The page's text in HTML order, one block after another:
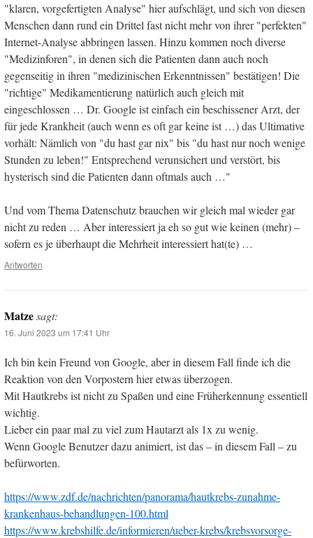
"klaren, vorgefertigten Analyse" hier aufschlägt, und sich von diesen
Menschen dann rund ein Drittel fast nicht mehr von ihrer "perfekten"
Internet-Analyse abbringen lassen. Hinzu kommen noch diverse
"Medizinforen", in denen sich die Patienten dann auch noch
gegenseitig in ihren "medizinischen Erkenntnissen" bestätigen! Die
"richtige" Medikamentierung natürlich auch gleich mit
eingeschlossen … Dr. Google ist einfach ein beschissener Arzt, der
für jede Krankheit (auch wenn es oft gar keine ist …) das Ultimative
vorhält: Nämlich von "du hast gar nix" bis "du hast nur noch wenige
Stunden zu leben!" Entsprechend verunsichert und verstört, bis
hysterisch sind die Patienten dann oftmals auch …"
Und vom Thema Datenschutz brauchen wir gleich mal wieder gar
nicht zu reden … Aber interessiert ja eh so gut wie keinen (mehr) –
sofern es je überhaupt die Mehrheit interessiert hat(te) …
Antworten
Matzesagt:
16. Juni 2023 um 17:41 Uhr
Ich bin kein Freund von Google, aber in diesem Fall finde ich die
Reaktion von den Vorpostern hier etwas überzogen.
Mit Hautkrebs ist nicht zu Spaßen und eine Früherkennung essentiell
wichtig.
Lieber ein paar mal zu viel zum Hautarzt als 1x zu wenig.
Wenn Google Benutzer dazu animiert, ist das – in diesem Fall – zu
befürworten.
https://www.zdf.de/nachrichten/panorama/hautkrebs-zunahme-
krankenhaus-behandlungen-100.html
https://www.krebshilfe.de/informieren/ueber-krebs/krebsvorsorge-